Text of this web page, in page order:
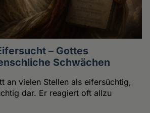
– Gottes
Schwächen
an vielen Stellen als eifersüchtig,
dar. Er reagiert oft allzu